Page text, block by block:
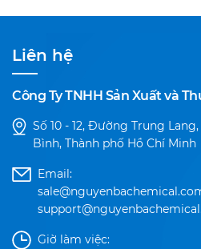
Liên hệ
Công Ty TNHH Sản Xuất và
Số 10 - 12, Đường Trung
Bình, Thành phố Hồ Chí Minh
Email:
Giờ làm việc: